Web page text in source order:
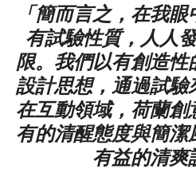
「簡而言之，在我
有試驗性質，人人
限。我們以有創造
設計思想，通過試
在互動領域，荷蘭
有的清醒態度與簡
有益的清爽